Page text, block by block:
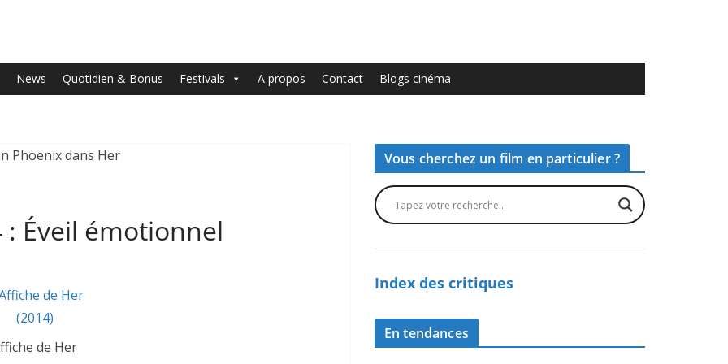
News Quotidien & Bonus Festivals A propos Contact Blogs cinéma
: Éveil émotionnel
de Her
Vous cherchez un film en particulier ?
Index des critiques
En tendances